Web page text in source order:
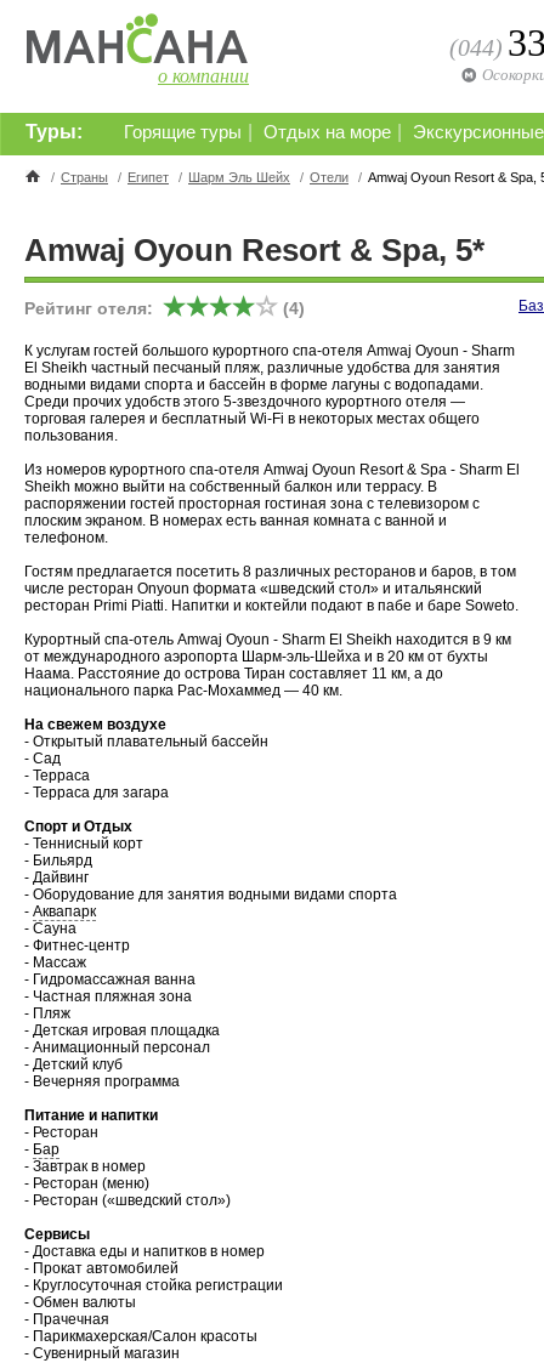
о компании
(044)
Горящие туры Отдых на море
Туры:
/ Страны / Египет / Шарм Эль Шейх / Отели / Amwaj Oyoun Resort & Spa,
Amwaj Oyoun Resort & Spa, 5*
Рейтинг отеля: (4)
К услугам гостей большого курортного спа-отеля Amwaj Oyoun - Sharm
El Sheikh частный песчаный пляж, различные удобства для занятия
водными видами спорта и бассейн в форме лагуны с водопадами.
Среди прочих удобств этого 5-звездочного курортного отеля —
торговая галерея и бесплатный Wi-Fi в некоторых местах общего
пользования.
Из номеров курортного спа-отеля Amwaj Oyoun Resort & Spa - Sharm El
Sheikh можно выйти на собственный балкон или террасу. В
распоряжении гостей просторная гостиная зона с телевизором с
плоским экраном. В номерах есть ванная комната с ванной и
телефоном.
Гостям предлагается посетить 8 различных ресторанов и баров, в том
числе ресторан Onyoun формата «шведский стол» и итальянский
ресторан Primi Piatti. Напитки и коктейли подают в пабе и баре Soweto.
Курортный спа-отель Amwaj Oyoun - Sharm El Sheikh находится в 9 км
от международного аэропорта Шарм-эль-Шейха и в 20 км от бухты
Наама. Расстояние до острова Тиран составляет 11 км, а до
национального парка Рас-Мохаммед — 40 км.
На свежем воздухе
- Открытый плавательный бассейн
- Сад
- Терраса
- Терраса для загара
Спорт и Отдых
- Теннисный корт
- Бильярд
- Дайвинг
- Оборудование для занятия водными видами спорта
- Аквапарк
- Сауна
- Фитнес-центр
- Массаж
- Гидромассажная ванна
- Частная пляжная зона
- Пляж
- Детская игровая площадка
- Анимационный персонал
- Детский клуб
- Вечерняя программа
Питание и напитки
- Ресторан
- Бар
- Завтрак в номер
- Ресторан (меню)
- Ресторан («шведский стол»)
Сервисы
- Доставка еды и напитков в номер
- Прокат автомобилей
- Круглосуточная стойка регистрации
- Обмен валюты
- Прачечная
- Парикмахерская/Салон красоты
- Сувенирный магазин